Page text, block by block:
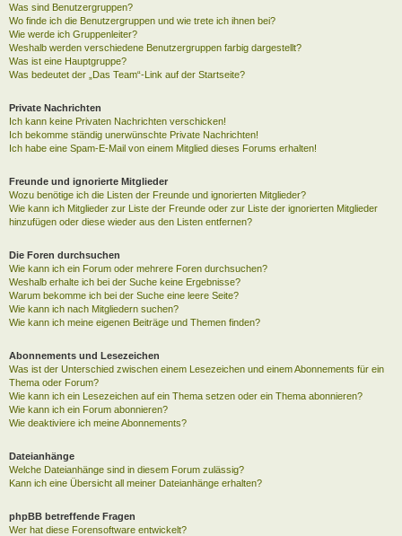
Was sind Benutzergruppen?
Wo finde ich die Benutzergruppen und wie trete ich ihnen bei?
Wie werde ich Gruppenleiter?
Weshalb werden verschiedene Benutzergruppen farbig dargestellt?
Was ist eine Hauptgruppe?
Was bedeutet der „Das Team“-Link auf der Startseite?
Private Nachrichten
Ich kann keine Privaten Nachrichten verschicken!
Ich bekomme ständig unerwünschte Private Nachrichten!
Ich habe eine Spam-E-Mail von einem Mitglied dieses Forums erhalten!
Freunde und ignorierte Mitglieder
Wozu benötige ich die Listen der Freunde und ignorierten Mitglieder?
Wie kann ich Mitglieder zur Liste der Freunde oder zur Liste der ignorierten Mitglieder
hinzufügen oder diese wieder aus den Listen entfernen?
Die Foren durchsuchen
Wie kann ich ein Forum oder mehrere Foren durchsuchen?
Weshalb erhalte ich bei der Suche keine Ergebnisse?
Warum bekomme ich bei der Suche eine leere Seite?
Wie kann ich nach Mitgliedern suchen?
Wie kann ich meine eigenen Beiträge und Themen finden?
Abonnements und Lesezeichen
Was ist der Unterschied zwischen einem Lesezeichen und einem Abonnements für ein
Thema oder Forum?
Wie kann ich ein Lesezeichen auf ein Thema setzen oder ein Thema abonnieren?
Wie kann ich ein Forum abonnieren?
Wie deaktiviere ich meine Abonnements?
Dateianhänge
Welche Dateianhänge sind in diesem Forum zulässig?
Kann ich eine Übersicht all meiner Dateianhänge erhalten?
phpBB betreffende Fragen
Wer hat diese Forensoftware entwickelt?